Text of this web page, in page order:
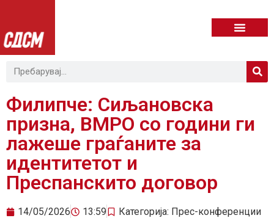
Филипче: Сиљановска
призна, ВМРО со години ги
лажеше граѓаните за
идентитетот и
Преспанскито договор
14/05/2026 13:59 Категорија: Прес-конференции